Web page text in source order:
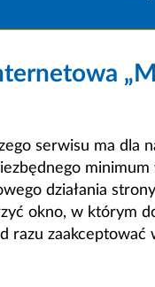
serwisu ma dla
działania
okno, w którym
zaakceptować